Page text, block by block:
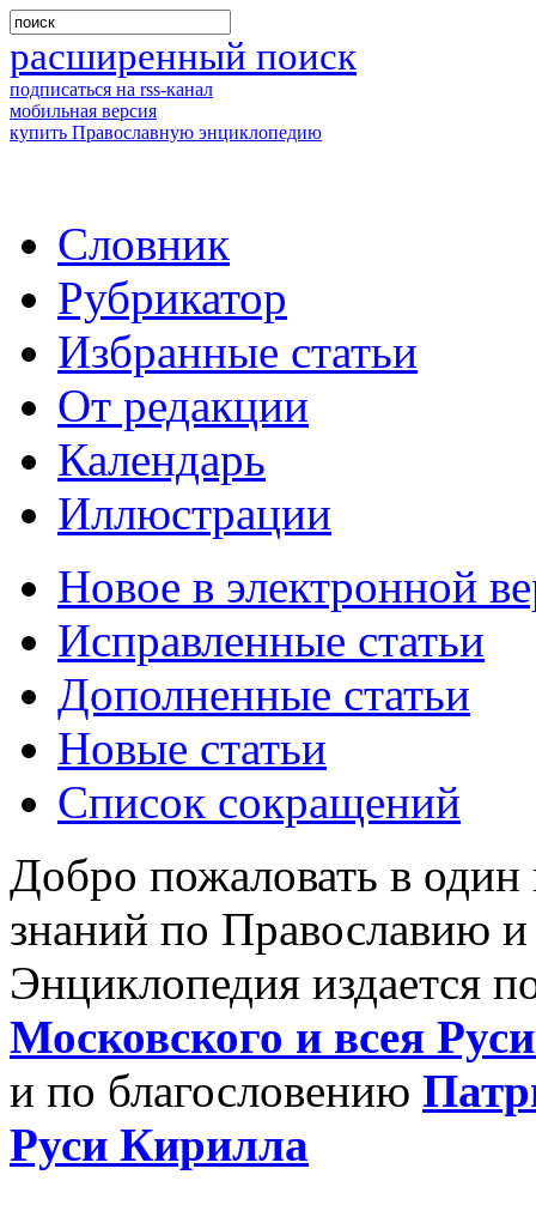
расширенный поиск
подписаться на rss-канал
мобильная версия
купить Православную энциклопедию
Словник
Рубрикатор
Избранные статьи
От редакции
Календарь
Иллюстрации
Новое в электронной
Исправленные статьи
Дополненные статьи
Новые статьи
Список сокращений
Добро пожаловать в
знаний по Православию
Энциклопедия издается
Московского и всея
и по благословению
Руси Кирилла